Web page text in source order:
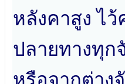
หลังคาสูง ไ
ปลายทางทุก